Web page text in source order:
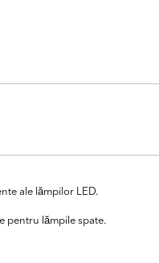
ale lămpilor LED.
pentru lămpile spate.